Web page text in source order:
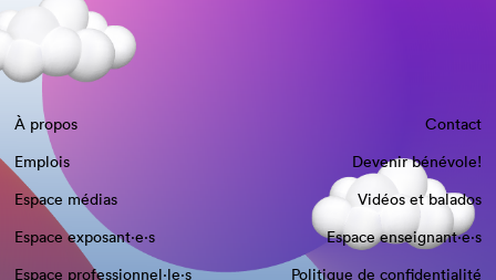
À propos
Contact
Emplois
Devenir bénévole!
Espace médias
Vidéos et balados
Espace exposant·e⋅s
Espace enseignant·e⋅s
Espace professionnel·le⋅s
Politique de confidentialité